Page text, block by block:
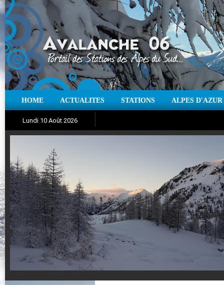
HOME ACTUALITES STATIONS ALPES D'AZUR
Lundi 10 Août 2026
Aujourd'hui : T° Min :°CT° Max :°C |
Suivez en direct l'actualité des stations